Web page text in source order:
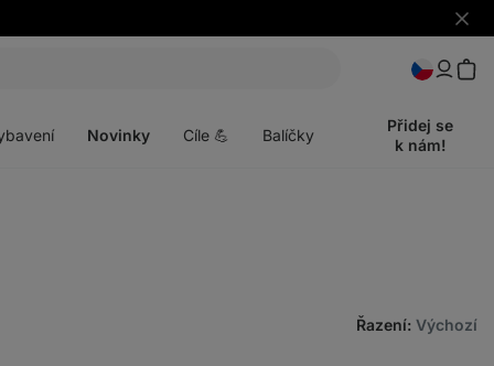
Skrýt
Novinky Cíle 💪 Balíčky
Přidej se
k nám!
Řazení: Výchozí